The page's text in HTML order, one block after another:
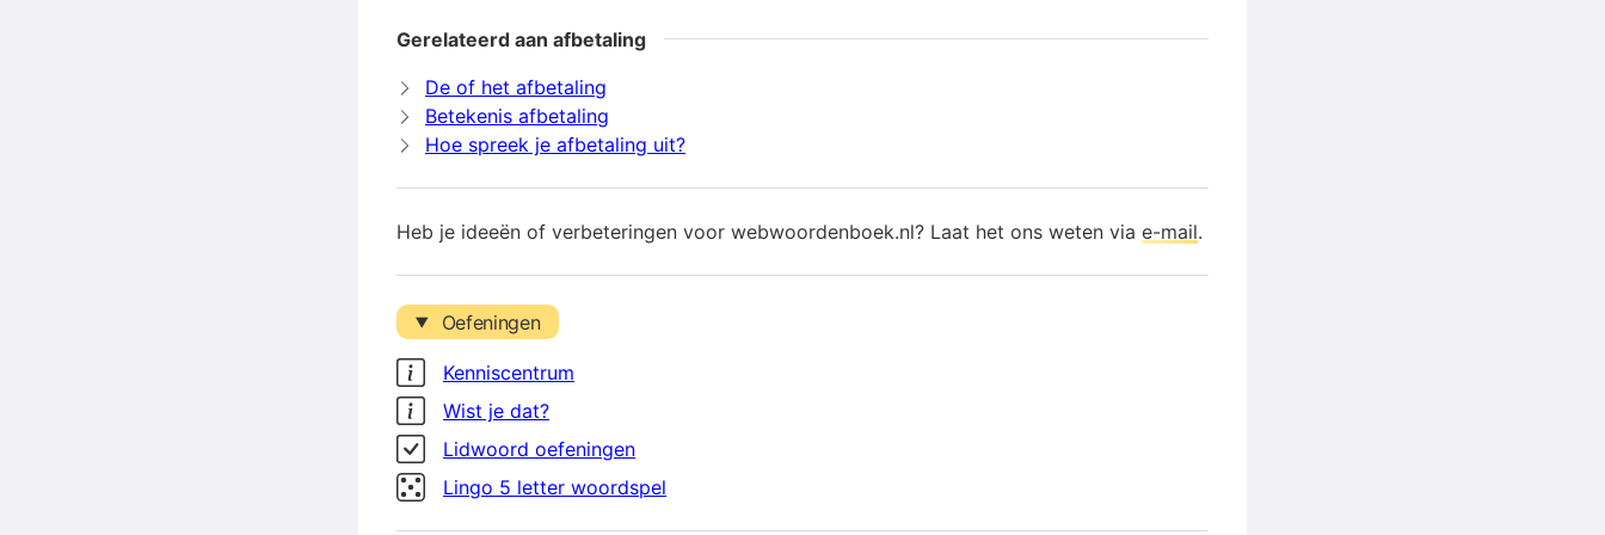
Gerelateerd aan afbetaling
De of het afbetaling
Betekenis afbetaling
Hoe spreek je afbetaling uit?
Heb je ideeën of verbeteringen voor webwoordenboek.nl? Laat het ons weten via e-mail.
Oefeningen
Kenniscentrum
Wist je dat?
Lidwoord oefeningen
Lingo 5 letter woordspel